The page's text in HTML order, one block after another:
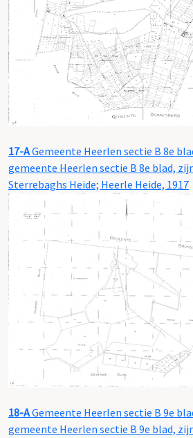
17-AGemeente Heerlen sectie B 8e
gemeente Heerlen sectie B 8e blad,
Sterrebaghs Heide; Heerle Heide, 1917
18-AGemeente Heerlen sectie B 9e
gemeente Heerlen sectie B 9e blad,